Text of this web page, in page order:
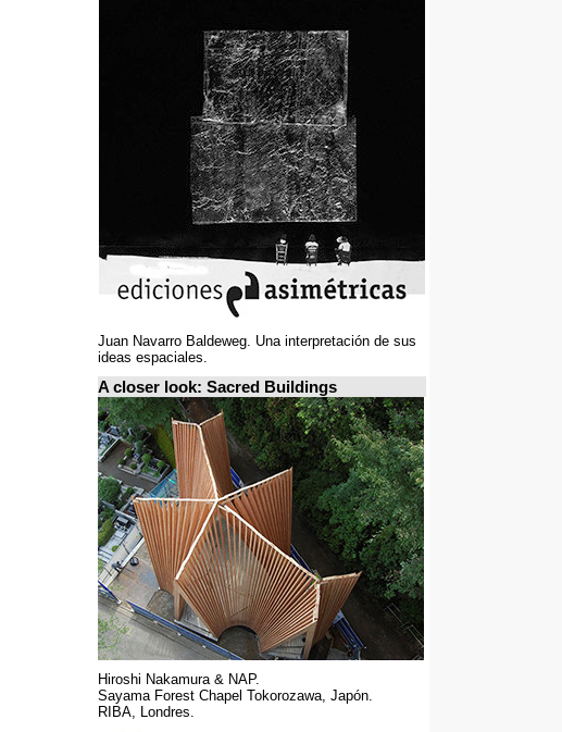
Juan Navarro Baldeweg. Una interpretación de sus
ideas espaciales.
A closer look: Sacred Buildings
Hiroshi Nakamura & NAP.
Sayama Forest Chapel Tokorozawa, Japón.
RIBA, Londres.